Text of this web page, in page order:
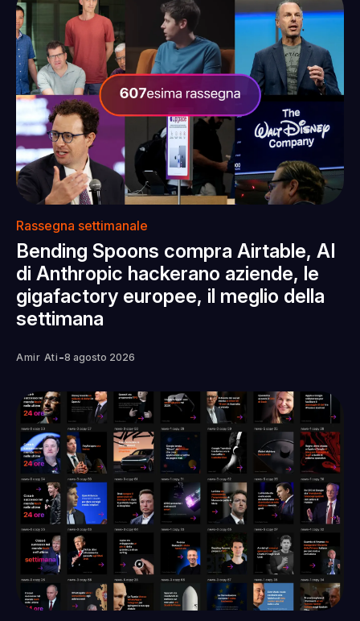
Rassegna settimanale
Bending Spoons compra Airtable, AI
di Anthropic hackerano aziende, le
gigafactory europee, il meglio della
settimana
Amir Ati -8 agosto 2026